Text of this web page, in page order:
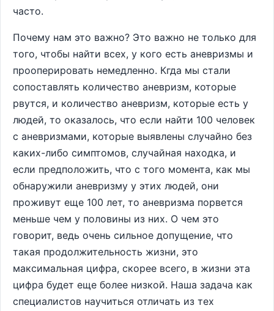
часто.
Почему нам это важно? Это важно не только для
того, чтобы найти всех, у кого есть аневризмы и
прооперировать немедленно. Кгда мы стали
сопоставлять количество аневризм, которые
рвутся, и количество аневризм, которые есть у
людей, то оказалось, что если найти 100 человек
с аневризмами, которые выявлены случайно без
каких-либо симптомов, случайная находка, и
если предположить, что с того момента, как мы
обнаружили аневризму у этих людей, они
проживут еще 100 лет, то аневризма порвется
меньше чем у половины из них. О чем это
говорит, ведь очень сильное допущение, что
такая продолжительность жизни, это
максимальная цифра, скорее всего, в жизни эта
цифра будет еще более низкой. Наша задача как
специалистов научиться отличать из тех